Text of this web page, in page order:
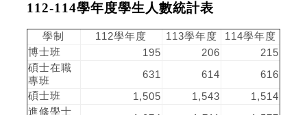
112-114學年度學生人數統計表
學制 112學年度 113學年度
114學年度
博士班
195 206
215
碩士在職
專班
631 614
616
碩士班
1,505 1,543
1,514
進修學士